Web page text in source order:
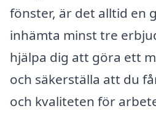
fönster, är det alltid en
inhämta minst tre
hjälpa dig att göra ett
och säkerställa att du
och kvaliteten för